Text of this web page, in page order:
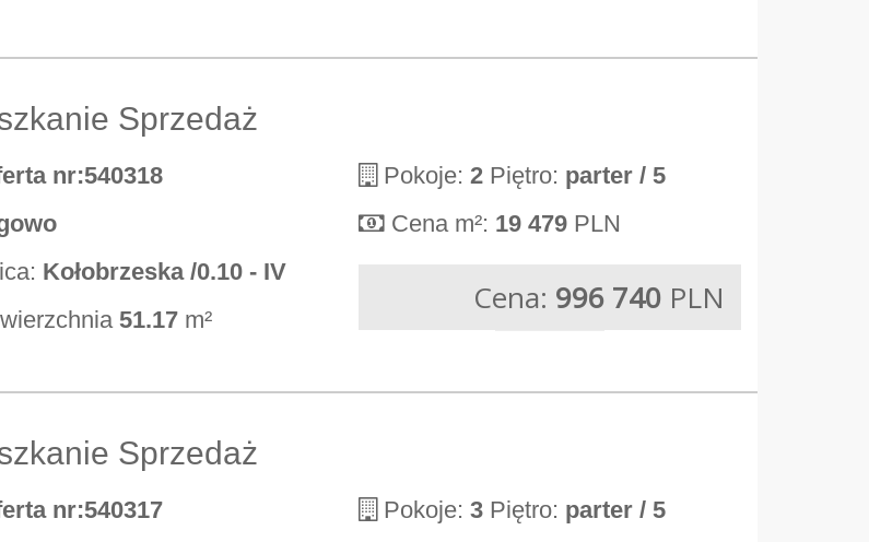
Sprzedaż
nr:540318
Kołobrzeska /0.10 - IV
51.17 m²
Pokoje: 2 Piętro: parter / 5
Cena m²: 19 479 PLN
Cena: 996 740 PLN
Sprzedaż
nr:540317
Pokoje: 3 Piętro: parter / 5